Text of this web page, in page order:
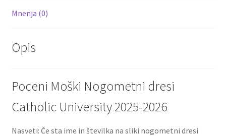
Mnenja (0)
Opis
Poceni Moški Nogometni dresi
Catholic University 2025-2026
Nasveti: Če sta ime in številka na sliki nogometni dresi